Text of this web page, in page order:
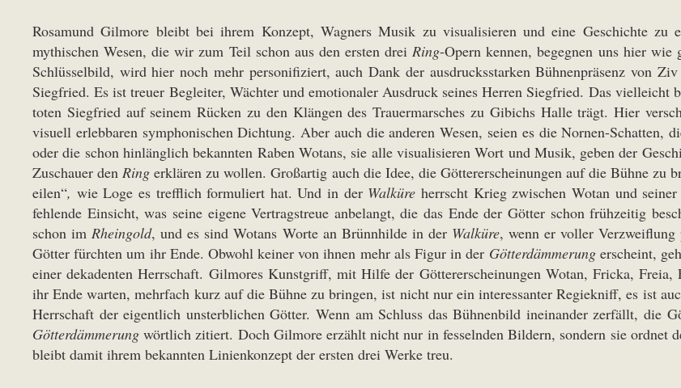
Rosamund Gilmore bleibt bei ihrem Konzept, Wagners Musik zu visualisieren und eine Geschichte
mythischen Wesen, die wir zum Teil schon aus den ersten dreiRing-Opern kennen, begegnen uns hier
Schlüsselbild, wird hier noch mehr personifiziert, auch Dank der ausdrucksstarken Bühnenpräsenz von
Siegfried. Es ist treuer Begleiter, Wächter und emotionaler Ausdruck seines Herren Siegfried. Das vielleicht
toten Siegfried auf seinem Rücken zu den Klängen des Trauermarsches zu Gibichs Halle trägt. Hier
visuell erlebbaren symphonischen Dichtung. Aber auch die anderen Wesen, seien es die Nornen-Schatten,
oder die schon hinlänglich bekannten Raben Wotans, sie alle visualisieren Wort und Musik, geben der
Zuschauer denRing erklären zu wollen. Großartig auch die Idee, die Göttererscheinungen auf die Bühne zu
eilen“, wie Loge es trefflich formuliert hat. Und in der Walküreherrscht Krieg zwischen Wotan und
fehlende Einsicht, was seine eigene Vertragstreue anbelangt, die das Ende der Götter schon frühzeitig
schon imRheingold, und es sind Wotans Worte an Brünnhilde in der Walküre, wenn er voller
Götter fürchten um ihr Ende. Obwohl keiner von ihnen mehr als Figur in der Götterdämmerungerscheint,
einer dekadenten Herrschaft. Gilmores Kunstgriff, mit Hilfe der Göttererscheinungen Wotan, Fricka,
ihr Ende warten, mehrfach kurz auf die Bühne zu bringen, ist nicht nur ein interessanter Regiekniff, es ist
Herrschaft der eigentlich unsterblichen Götter. Wenn am Schluss das Bühnenbild ineinander zerfällt, die
Götterdämmerung wörtlich zitiert. Doch Gilmore erzählt nicht nur in fesselnden Bildern, sondern sie ordnet
bleibt damit ihrem bekannten Linienkonzept der ersten drei Werke treu.